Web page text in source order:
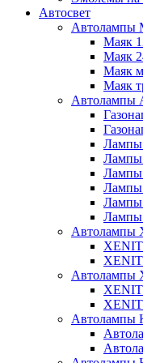
Автосвет
Маяк
Маяк
Маяк
Маяк
Автолампы
Лампы
Лампы
Лампы
Лампы
Лампы
Лампы
Автолампы
Автолампы
Автолампы